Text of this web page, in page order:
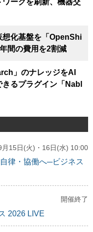
ークを刷新、機器交
化基盤を「OpenShi
間の費用を2割減
」のナレッジをAI
るプラグイン「Nabl
月15日(火)・16日(水) 10:00
律・協働へ─ビジネス
開催終了
2026 LIVE